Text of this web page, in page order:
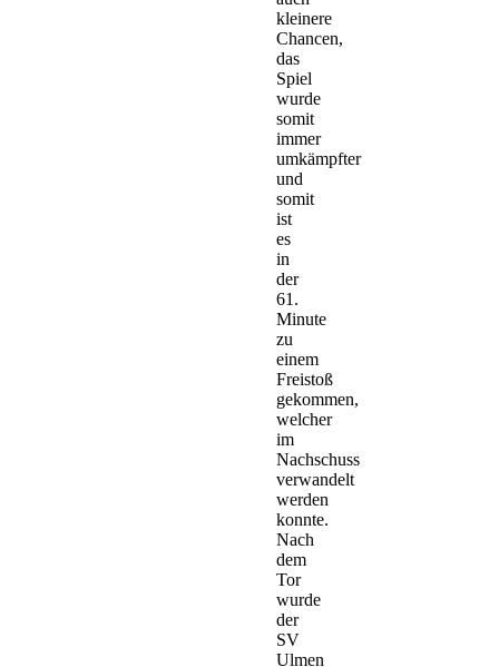
kleinere
Chancen,
das
Spiel
wurde
somit
immer
umkämpfter
und
somit
ist
es
in
der
61.
Minute
zu
einem
Freistoß
gekommen,
welcher
im
Nachschuss
verwandelt
werden
konnte.
Nach
dem
Tor
wurde
der
SV
Ulmen